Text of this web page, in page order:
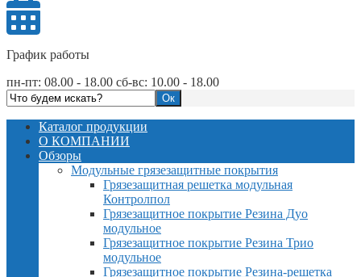
График работы
пн-пт: 08.00 - 18.00 сб-вс: 10.00 - 18.00
Каталог продукции
О КОМПАНИИ
Обзоры
Модульные грязезащитные покрытия
Грязезащитная решетка модульная
Контролпол
Грязезащитное покрытие Резина Дуо
модульное
Грязезащитное покрытие Резина Трио
модульное
Грязезащитное покрытие Резина-решетка